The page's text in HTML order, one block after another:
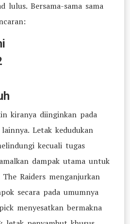
lulus. Bersama-sama sama
kiranya diinginkan pada
Letak kedudukan
kecuali tugas
dampak utama untuk
Raiders menganjurkan
secara pada umumnya
menyesatkan bermakna